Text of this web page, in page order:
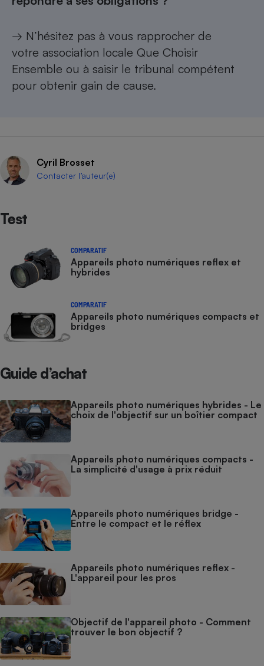
→ N’hésitez pas à vous rapprocher de
votre association locale Que Choisir
Ensemble ou à saisir le tribunal compétent
pour obtenir gain de cause.
Cyril Brosset
Contacter l’auteur(e)
Test
COMPARATIF
Appareils photo numériques reflex et
hybrides
COMPARATIF
Appareils photo numériques compacts et
bridges
Guide d’achat
Appareils photo numériques hybrides - Le
choix de l'objectif sur un boîtier compact
Appareils photo numériques compacts -
La simplicité d'usage à prix réduit
Appareils photo numériques bridge -
Entre le compact et le réflex
Appareils photo numériques reflex -
L'appareil pour les pros
Objectif de l'appareil photo - Comment
trouver le bon objectif ?